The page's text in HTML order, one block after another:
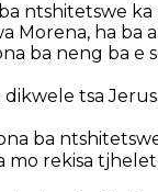
ntshitetswe
Morena, ha ba
ba neng ba e
tsa
ba
mo rekisa